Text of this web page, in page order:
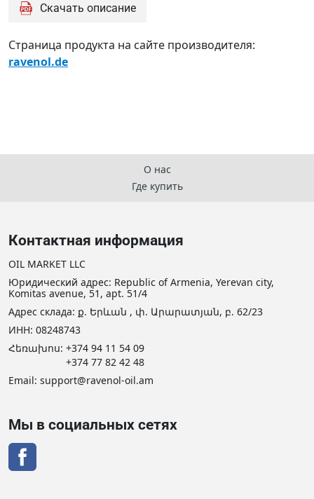
Скачать описание
Страница продукта на сайте производителя:
ravenol.de
О нас
Где купить
Контактная информация
OIL MARKET LLC
Юридический адрес: Republic of Armenia, Yerevan city,
Komitas avenue, 51, apt. 51/4
Адрес склада: ք. Երևան , փ. Արարատյան, բ. 62/23
ИНН: 08248743
Հեռախոս: +374 94 11 54 09
+374 77 82 42 48
Email: support@ravenol-oil.am
Мы в социальных сетях